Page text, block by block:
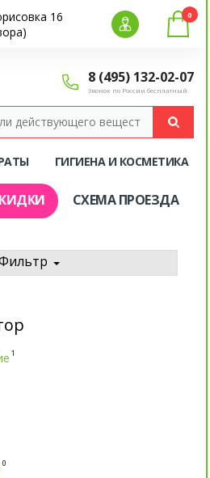
16
8 (495) 132-02-07
Звонок по России бесплатный
0
ГИГИЕНА И КОСМЕТИКА
СХЕМА ПРОЕЗДА
1
0